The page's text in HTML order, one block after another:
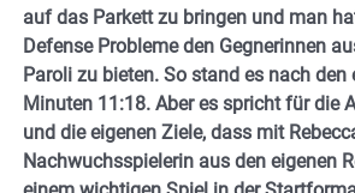
auf das Parkett zu bringen und man
Defense Probleme den Gegnerinnen
Paroli zu bieten. So stand es nach den
Minuten 11:18. Aber es spricht für die
und die eigenen Ziele, dass mit
Nachwuchsspielerin aus den eigenen